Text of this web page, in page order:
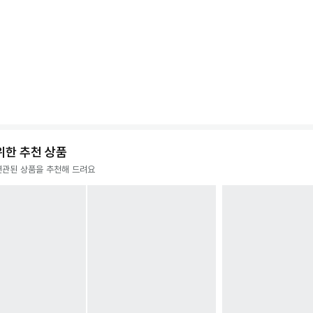
한 추천 상품
된 상품을 추천해 드려요